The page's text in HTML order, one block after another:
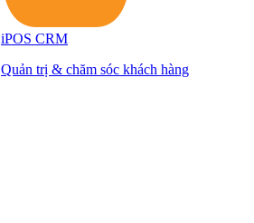
iPOS CRM
Quản trị & chăm sóc khách hàng